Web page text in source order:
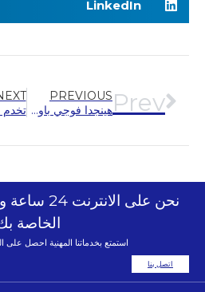
LinkedIn
Prev
PREVIOUS
هينجدا فوجي باورز Zhenxiong Textile Industrial Park
نحن على
الخاصة
استمتع بخدماتنا المهنية احصل على
اتصل بنا